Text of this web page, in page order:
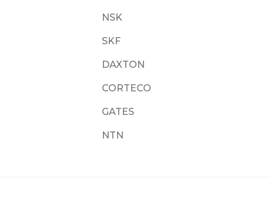
NSK
SKF
DAXTON
CORTECO
GATES
NTN